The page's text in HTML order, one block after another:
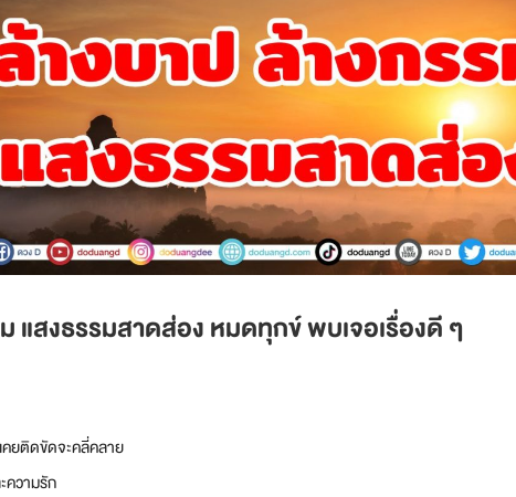
แสงธรรมสาดส่อง หมดทุกข์ พบเจอเรื่องดี ๆ
คยติดขัดจะคลี่คลาย
ความรัก